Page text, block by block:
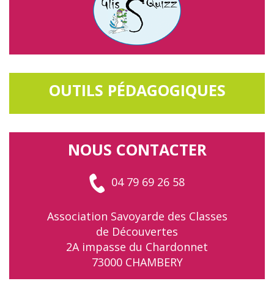
OUTILS PÉDAGOGIQUES
NOUS CONTACTER
04 79 69 26 58
Association Savoyarde des Classes
de Découvertes
2A impasse du Chardonnet
73000 CHAMBERY